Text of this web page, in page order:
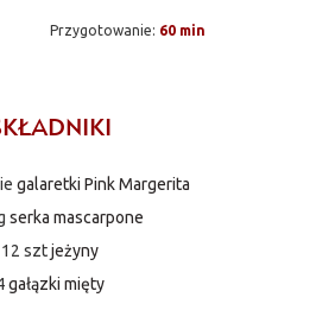
Przygotowanie: 60 min
galaretki Pink Margerita
serka mascarpone
12 sztjeżyny
gałązki mięty